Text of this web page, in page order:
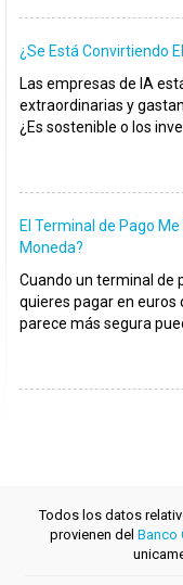
¿Se Está Convirtiendo
Las empresas de IA
extraordinarias y
¿Es sostenible o los
El Terminal de Pago
Moneda?
Cuando un terminal de
quieres pagar en euros
parece más segura
Todos los datos
provienen del Banco